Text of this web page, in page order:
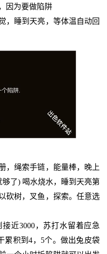
因为要做陷阱
，睡到天亮，等体温自动回
，绳索手链，能量棒，晚上
了) 喝水烧水，睡到天亮第
砍树，叉鱼，探索。任意选
近3000，苏打水留着应急
累积到4，5个。做出兔皮袋